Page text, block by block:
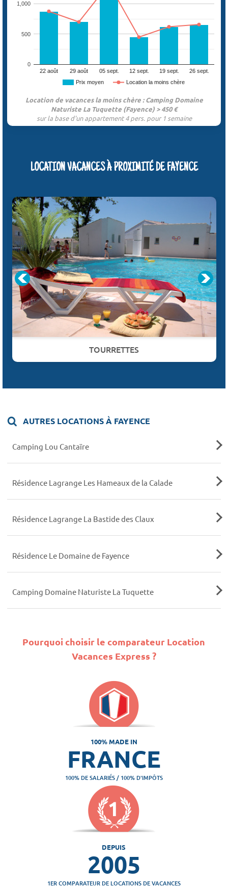
Prix moyen Location la moins chère
22 août 29 août 05 sept. 12 sept. 19 sept. 26 sept.
0
500
1,000
Location de vacances la moins chère : Camping Domaine
Naturiste La Tuquette (Fayence) > 450 €
sur la base d'un appartement 4 pers. pour 1 semaine
LOCATION VACANCES À PROXIMITÉ DE FAYENCE
TOURRETTES
AUTRES LOCATIONS À FAYENCE
Camping Lou Cantaïre
Résidence Lagrange Les Hameaux de la Calade
Résidence Lagrange La Bastide des Claux
Résidence Le Domaine de Fayence
Camping Domaine Naturiste La Tuquette
Pourquoi choisir le comparateur Location
Vacances Express ?
100% MADE IN
FRANCE
100% DE SALARIÉS / 100% D'IMPÔTS
DEPUIS
2005
1ER COMPARATEUR DE LOCATIONS DE VACANCES